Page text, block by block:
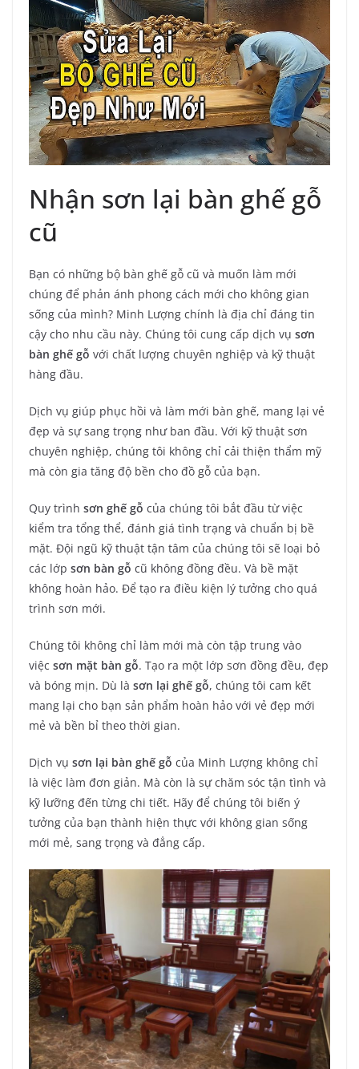
Nhận sơn lại bàn ghế gỗ
cũ
Bạn có những bộ bàn ghế gỗ cũ và muốn làm mới
chúng để phản ánh phong cách mới cho không gian
sống của mình? Minh Lượng chính là địa chỉ đáng tin
cậy cho nhu cầu này. Chúng tôi cung cấp dịch vụ sơn
bàn ghế gỗ với chất lượng chuyên nghiệp và kỹ thuật
hàng đầu.
Dịch vụ giúp phục hồi và làm mới bàn ghế, mang lại vẻ
đẹp và sự sang trọng như ban đầu. Với kỹ thuật sơn
chuyên nghiệp, chúng tôi không chỉ cải thiện thẩm mỹ
mà còn gia tăng độ bền cho đồ gỗ của bạn.
Quy trình sơn ghế gỗ của chúng tôi bắt đầu từ việc
kiểm tra tổng thể, đánh giá tình trạng và chuẩn bị bề
mặt. Đội ngũ kỹ thuật tận tâm của chúng tôi sẽ loại bỏ
các lớp sơn bàn gỗ cũ không đồng đều. Và bề mặt
không hoàn hảo. Để tạo ra điều kiện lý tưởng cho quá
trình sơn mới.
Chúng tôi không chỉ làm mới mà còn tập trung vào
việc sơn mặt bàn gỗ. Tạo ra một lớp sơn đồng đều, đẹp
và bóng mịn. Dù là sơn lại ghế gỗ, chúng tôi cam kết
mang lại cho bạn sản phẩm hoàn hảo với vẻ đẹp mới
mẻ và bền bỉ theo thời gian.
Dịch vụ sơn lại bàn ghế gỗ của Minh Lượng không chỉ
là việc làm đơn giản. Mà còn là sự chăm sóc tận tình và
kỹ lưỡng đến từng chi tiết. Hãy để chúng tôi biến ý
tưởng của bạn thành hiện thực với không gian sống
mới mẻ, sang trọng và đẳng cấp.